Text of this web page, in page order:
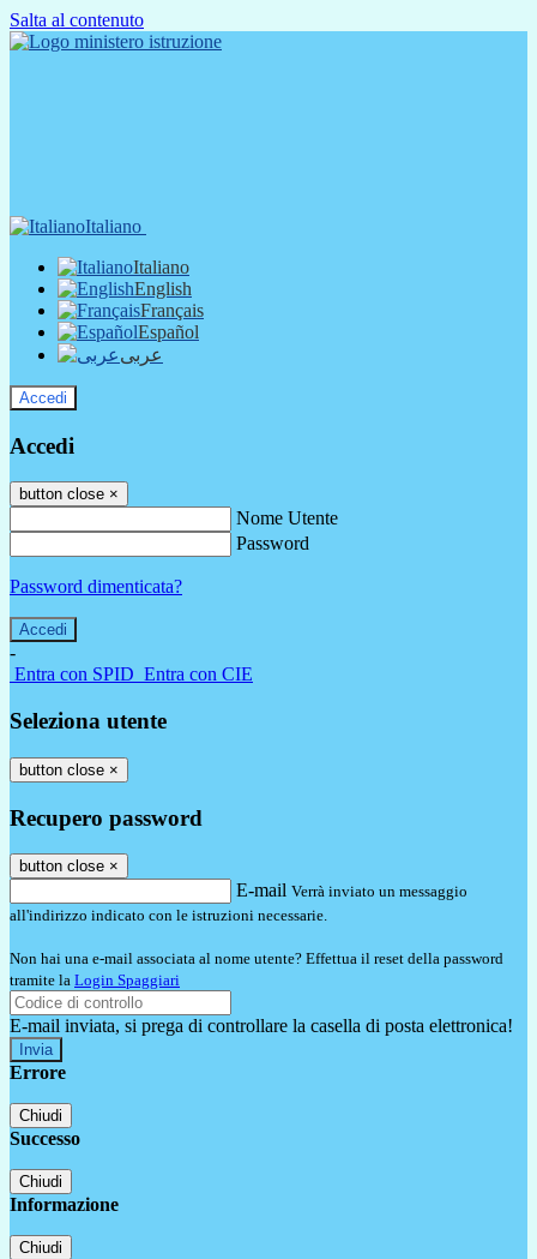
Salta al contenuto
Italiano
Italiano
English
Français
Español
عربى
Accedi
Accedi
button close ×
Nome Utente
Password
Password dimenticata?
-
Entra con SPID Entra con CIE
Seleziona utente
button close ×
Recupero password
button close ×
E-mail Verrà inviato un messaggio
all'indirizzo indicato con le istruzioni necessarie.
Non hai una e-mail associata al nome utente? Effettua il reset della password
tramite la Login Spaggiari
E-mail inviata, si prega di controllare la casella di posta elettronica!
Errore
Chiudi
Successo
Chiudi
Informazione
Chiudi